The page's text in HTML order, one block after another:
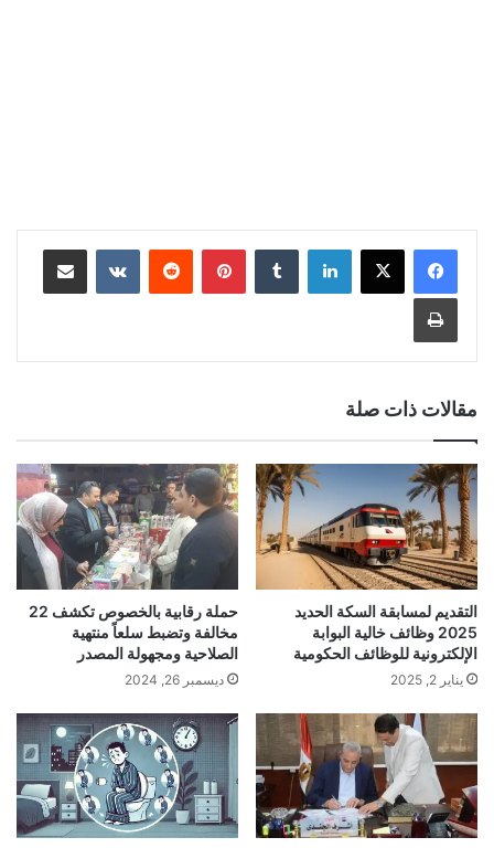
لينكدإن بينتيريست
مقالات ذات صلة
التقديم لمسابقة السكة الحديد
2025 وظائف خالية البوابة
الإلكترونية للوظائف الحكومية
يناير 2, 2025
حملة رقابية بالخصوص تكشف 22
مخالفة وتضبط سلعاً منتهية
الصلاحية ومجهولة المصدر
ديسمبر 26, 2024